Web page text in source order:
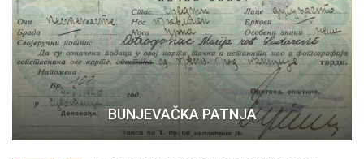
BUNJEVAČKA PATNJA